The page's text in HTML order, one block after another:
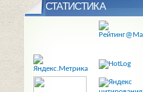
СТАТИСТИКА